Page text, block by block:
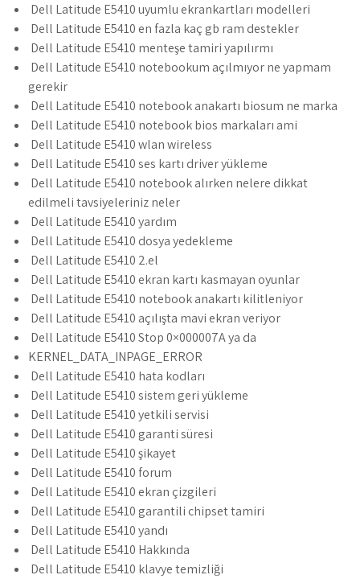
Dell Latitude E5410 uyumlu ekrankartları modelleri
Dell Latitude E5410 en fazla kaç gb ram destekler
Dell Latitude E5410 menteşe tamiri yapılırmı
Dell Latitude E5410 notebookum açılmıyor ne yapmam
gerekir
Dell Latitude E5410 notebook anakartı biosum ne marka
Dell Latitude E5410 notebook bios markaları ami
Dell Latitude E5410 wlan wireless
Dell Latitude E5410 ses kartı driver yükleme
Dell Latitude E5410 notebook alırken nelere dikkat
edilmeli tavsiyeleriniz neler
Dell Latitude E5410 yardım
Dell Latitude E5410 dosya yedekleme
Dell Latitude E5410 2.el
Dell Latitude E5410 ekran kartı kasmayan oyunlar
Dell Latitude E5410 notebook anakartı kilitleniyor
Dell Latitude E5410 açılışta mavi ekran veriyor
Dell Latitude E5410 Stop 0×000007A ya da
KERNEL_DATA_INPAGE_ERROR
Dell Latitude E5410 hata kodları
Dell Latitude E5410 sistem geri yükleme
Dell Latitude E5410 yetkili servisi
Dell Latitude E5410 garanti süresi
Dell Latitude E5410 şikayet
Dell Latitude E5410 forum
Dell Latitude E5410 ekran çizgileri
Dell Latitude E5410 garantili chipset tamiri
Dell Latitude E5410 yandı
Dell Latitude E5410 Hakkında
Dell Latitude E5410 klavye temizliği